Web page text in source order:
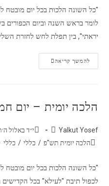
"כל השונה הלכות בכל יום מובטח
לומר בראש השנה וביום
יראתי", בין תפלת לחש לחזרת
להמשך קריאה
הלכה יומית – יום
Yalkut Yosef
י״ד באלול ה׳תש״פ
הלכה יומית תש"פ / כללי / כללי
"כל השונה הלכות בכל יום מובטח
לכפול תיבת "לעילא" בכל